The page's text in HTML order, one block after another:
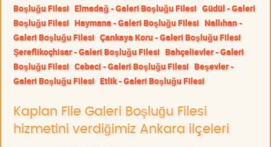
Boşluğu Filesi Elmadağ - Galeri Boşluğu Filesi Güdül - Galeri
Boşluğu Filesi Haymana - Galeri Boşluğu Filesi Nallıhan -
Galeri Boşluğu Filesi Çankaya Koru - Galeri Boşluğu Filesi
Şereflikoçhisar - Galeri Boşluğu Filesi Bahçelievler - Galeri
Boşluğu Filesi Cebeci - Galeri Boşluğu Filesi Beşevler -
Galeri Boşluğu Filesi Etlik - Galeri Boşluğu Filesi
Kaplan File Galeri Boşluğu Filesi
hizmetini verdiğimiz Ankara ilçeleri